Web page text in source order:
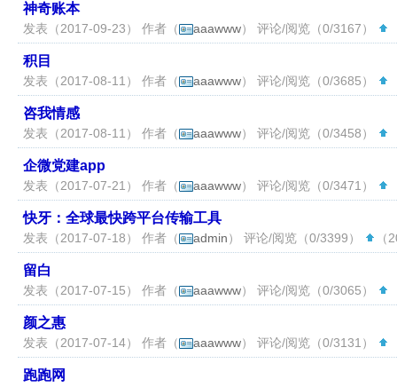
神奇账本
发表（2017-09-23） 作者（ aaawww） 评论/阅览（0/3167）
积目
发表（2017-08-11） 作者（ aaawww） 评论/阅览（0/3685）
咨我情感
发表（2017-08-11） 作者（ aaawww） 评论/阅览（0/3458）
企微党建app
发表（2017-07-21） 作者（ aaawww） 评论/阅览（0/3471）
快牙：全球最快跨平台传输工具
发表（2017-07-18） 作者（ admin） 评论/阅览（0/3399）
留白
发表（2017-07-15） 作者（ aaawww） 评论/阅览（0/3065）
颜之惠
发表（2017-07-14） 作者（ aaawww） 评论/阅览（0/3131）
跑跑网